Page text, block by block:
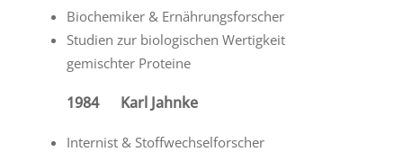
Biochemiker & Ernährungsforscher
Studien zur biologischen Wertigkeit
gemischter Proteine
1984 Karl Jahnke
Internist & Stoffwechselforscher